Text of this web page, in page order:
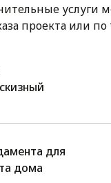
услуги
проекта или по
для
дома